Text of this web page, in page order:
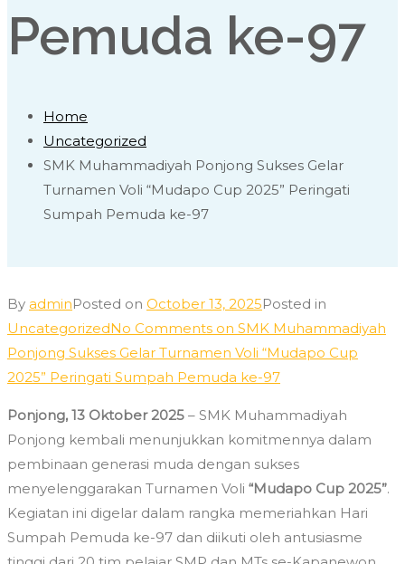
Pemuda ke-97
Home
Uncategorized
SMK Muhammadiyah Ponjong Sukses Gelar
Turnamen Voli “Mudapo Cup 2025” Peringati
Sumpah Pemuda ke-97
By adminPosted on October 13, 2025Posted in
UncategorizedNo Comments on SMK Muhammadiyah
Ponjong Sukses Gelar Turnamen Voli “Mudapo Cup
2025” Peringati Sumpah Pemuda ke-97
Ponjong, 13 Oktober 2025 – SMK Muhammadiyah
Ponjong kembali menunjukkan komitmennya dalam
pembinaan generasi muda dengan sukses
menyelenggarakan Turnamen Voli “Mudapo Cup 2025”.
Kegiatan ini digelar dalam rangka memeriahkan Hari
Sumpah Pemuda ke-97 dan diikuti oleh antusiasme